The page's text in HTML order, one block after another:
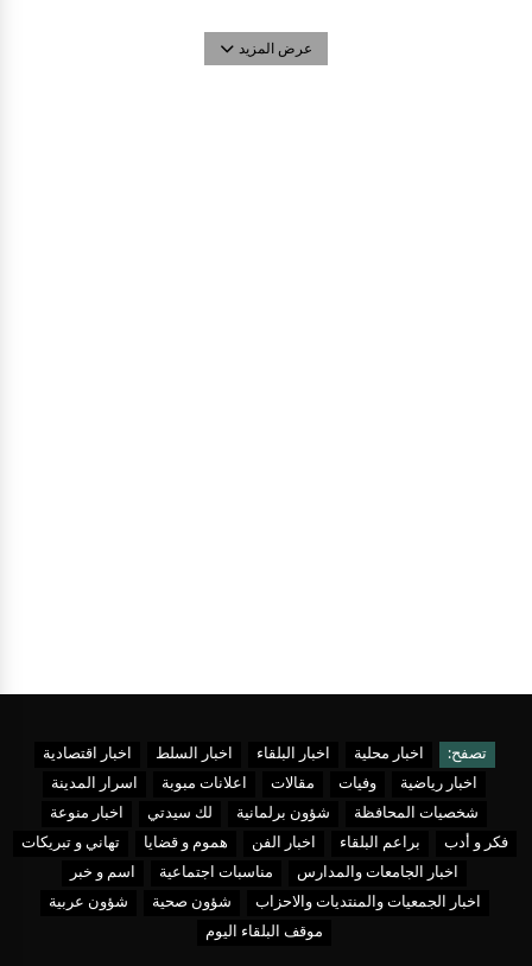
عرض المزيد
تصفح: اخبار محلية اخبار البلقاء اخبار السلط
اخبار اقتصادية
اخبار رياضية
وفيات مقالات اعلانات مبوبة
اسرار المدينة
شخصيات المحافظة
شؤون برلمانية لك سيدتي
اخبار منوعة
فكر و أدب
براعم البلقاء اخبار الفن هموم و قضايا
تهاني و تبريكات
اخبار الجامعات والمدارس
مناسبات اجتماعية
اسم و خبر
اخبار الجمعيات والمنتديات والاحزاب
شؤون صحية
شؤون عربية
موقف البلقاء اليوم